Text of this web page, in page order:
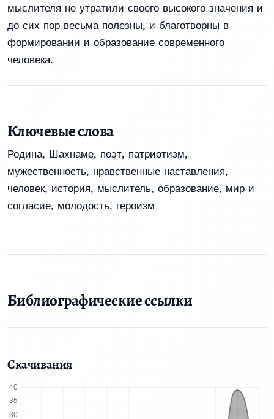
мыслителя не утратили своего высокого значения и
до сих пор весьма полезны, и благотворны в
формировании и образование современного
человека.
Ключевые слова
Родина, Шахнаме, поэт, патриотизм,
мужественность, нравственные наставления,
человек, история, мыслитель, образование, мир и
согласие, молодость, героизм
Библиографические ссылки
Скачивания